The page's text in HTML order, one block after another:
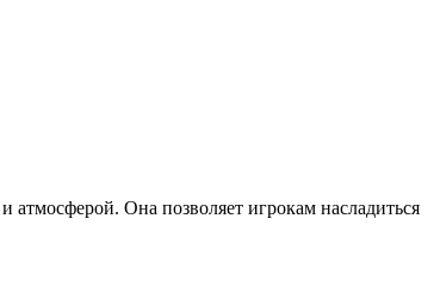
Она позволяет игрокам насладиться